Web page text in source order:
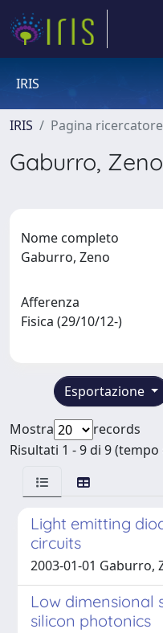
IRIS
IRIS Pagina ricercatore
Gaburro, Zeno
Nome completo
Gaburro, Zeno
Afferenza
Fisica (29/10/12-)
Esportazione
Mostra
records
Risultati 1 - 9 di 9
Light emitting
circuits
2003-01-01 Gaburro,
Low dimensional
silicon photonics